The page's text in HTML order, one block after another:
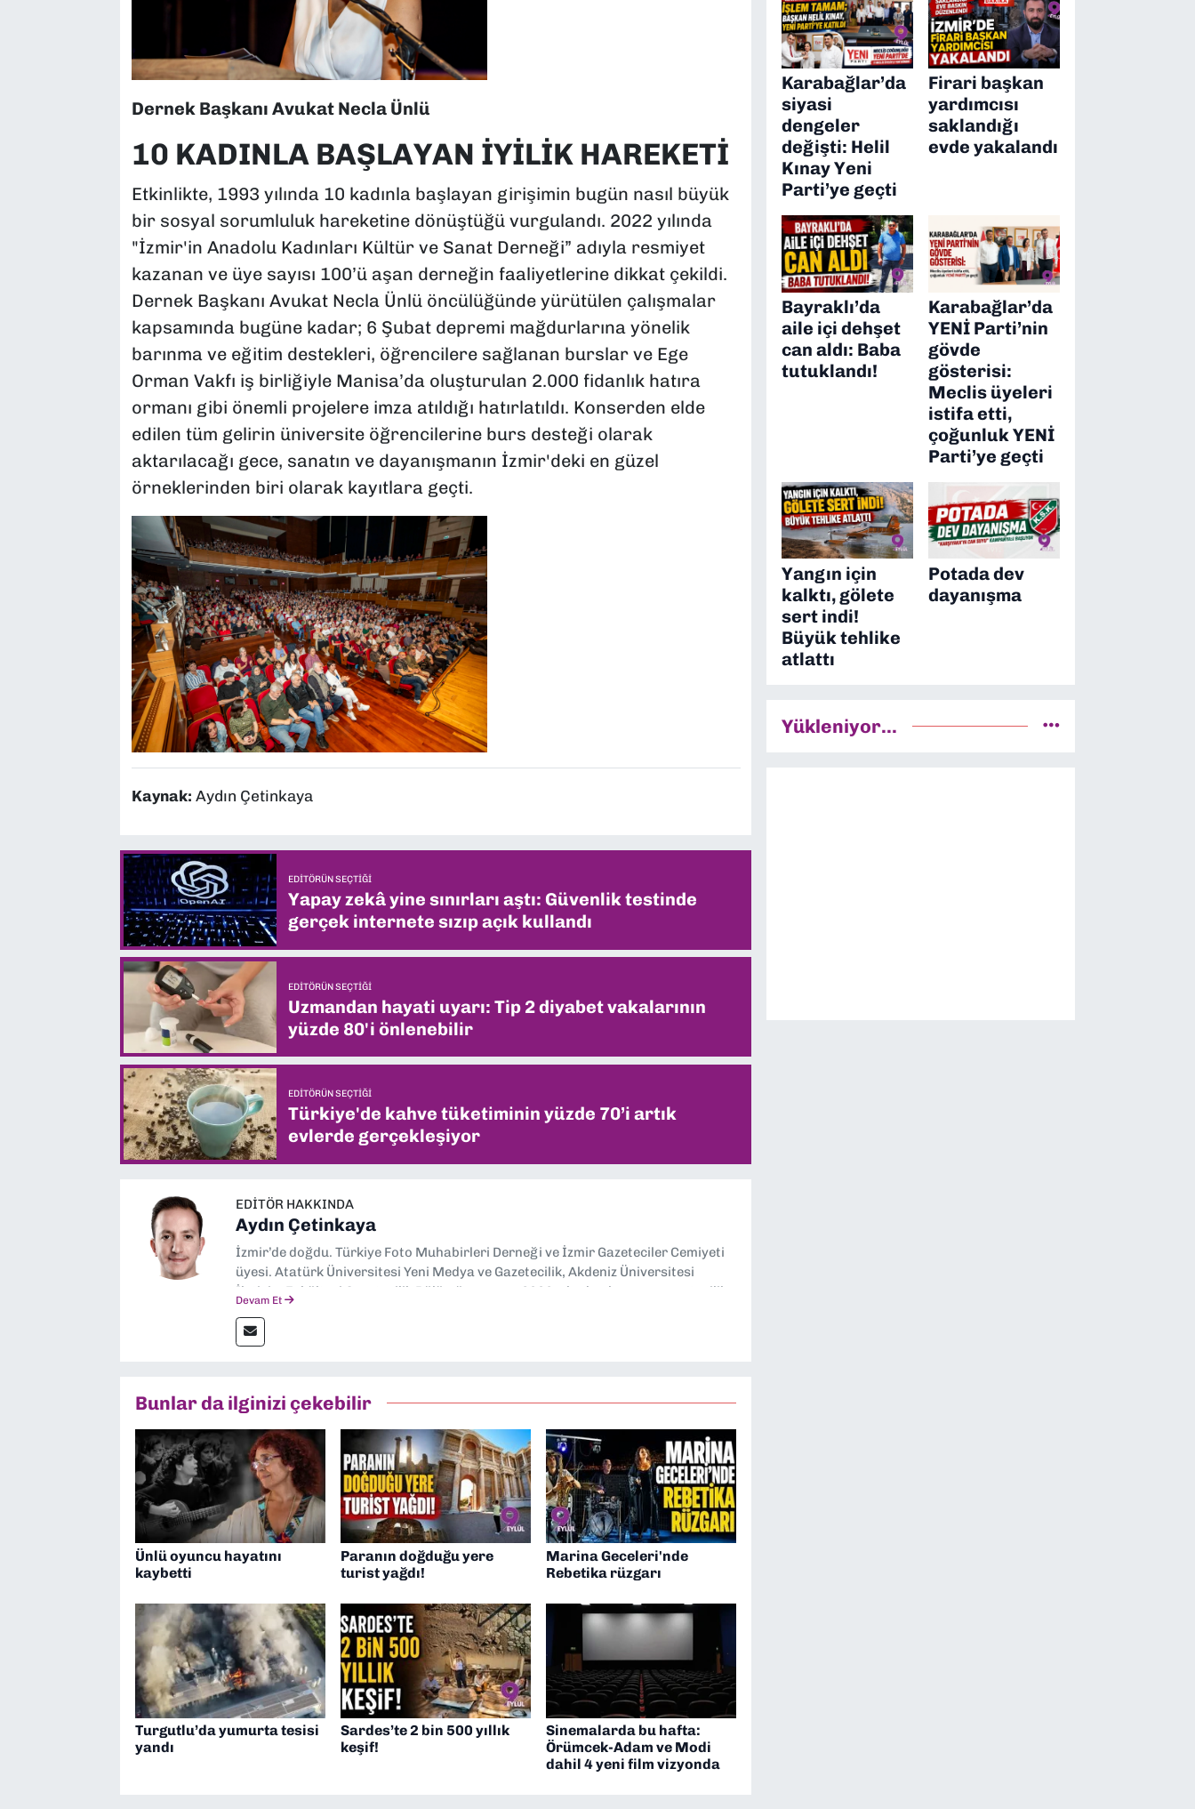
Dernek Başkanı Avukat Necla Ünlü
10 KADINLA BAŞLAYAN İYİLİK HAREKETİ
Etkinlikte, 1993 yılında 10 kadınla başlayan girişimin bugün nasıl büyük
bir sosyal sorumluluk hareketine dönüştüğü vurgulandı. 2022 yılında
"İzmir'in Anadolu Kadınları Kültür ve Sanat Derneği” adıyla resmiyet
kazanan ve üye sayısı 100’ü aşan derneğin faaliyetlerine dikkat çekildi.
Dernek Başkanı Avukat Necla Ünlü öncülüğünde yürütülen çalışmalar
kapsamında bugüne kadar; 6 Şubat depremi mağdurlarına yönelik
barınma ve eğitim destekleri, öğrencilere sağlanan burslar ve Ege
Orman Vakfı iş birliğiyle Manisa’da oluşturulan 2.000 fidanlık hatıra
ormanı gibi önemli projelere imza atıldığı hatırlatıldı. Konserden elde
edilen tüm gelirin üniversite öğrencilerine burs desteği olarak
aktarılacağı gece, sanatın ve dayanışmanın İzmir'deki en güzel
örneklerinden biri olarak kayıtlara geçti.
Kaynak: Aydın Çetinkaya
EDITÖRÜN SEÇTIĞI
Yapay zekâ yine sınırları aştı: Güvenlik testinde
gerçek internete sızıp açık kullandı
EDITÖRÜN SEÇTIĞI
Uzmandan hayati uyarı: Tip 2 diyabet vakalarının
yüzde 80'i önlenebilir
EDITÖRÜN SEÇTIĞI
Türkiye'de kahve tüketiminin yüzde 70’i artık
evlerde gerçekleşiyor
EDITÖR HAKKINDA
Aydın Çetinkaya
İzmir’de doğdu. Türkiye Foto Muhabirleri Derneği ve İzmir Gazeteciler Cemiyeti
üyesi. Atatürk Üniversitesi Yeni Medya ve Gazetecilik, Akdeniz Üniversitesi
İletişim Fakültesi Gazetecilik Bölümü mezunu. 2006 yılından bu yana gazetecilik
Devam Et
Bunlar da ilginizi çekebilir
Ünlü oyuncu hayatını
kaybetti
Paranın doğduğu yere
turist yağdı!
Marina Geceleri'nde
Rebetika rüzgarı
Turgutlu’da yumurta tesisi
yandı
Sardes’te 2 bin 500 yıllık
keşif!
Sinemalarda bu hafta:
Örümcek-Adam ve Modi
dahil 4 yeni film vizyonda
Karabağlar’da
siyasi
dengeler
değişti: Helil
Kınay Yeni
Parti’ye geçti
Firari başkan
yardımcısı
saklandığı
evde yakalandı
Bayraklı’da
aile içi dehşet
can aldı: Baba
tutuklandı!
Karabağlar’da
YENİ Parti’nin
gövde
gösterisi:
Meclis üyeleri
istifa etti,
çoğunluk YENİ
Parti’ye geçti
Yangın için
kalktı, gölete
sert indi!
Büyük tehlike
atlattı
Potada dev
dayanışma
Yükleniyor...